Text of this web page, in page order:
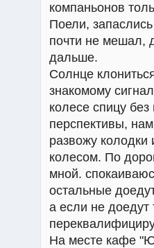
компаньонов
Поели,
почти не мешал,
дальше.
Солнце
знакомому
колесе спицу
перспективы,
развожу колодки
колесом. По
мной.
остальные
а если не
На месте кафе